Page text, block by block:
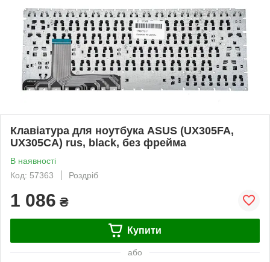
Клавіатура для ноутбука ASUS (UX305FA,
UX305CA) rus, black, без фрейма
В наявності
Код: 57363
Роздріб
1 086 ₴
Купити
або